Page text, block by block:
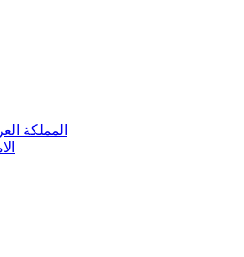
المملكة